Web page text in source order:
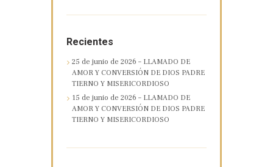
Recientes
25 de junio de 2026 – LLAMADO DE
AMOR Y CONVERSIÓN DE DIOS PADRE
TIERNO Y MISERICORDIOSO
15 de junio de 2026 – LLAMADO DE
AMOR Y CONVERSIÓN DE DIOS PADRE
TIERNO Y MISERICORDIOSO